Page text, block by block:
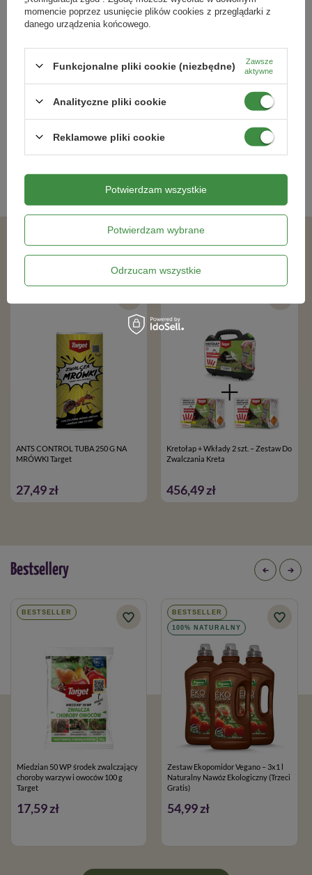
Produktów biobójczych należy używać z zachowaniem środków
informacje dotyczące produktu.
ANTS CONTROL TUBA 100 G NA
14,29 zł
Down Control Max - Spray na
karaluchy i prusaki 300 ml
Kategorie powiązane
Podobne produkty
ANTS CONTROL TUBA 250 G NA
MRÓWKI Target
27,49 zł
Kretołap + Wkłady 2 szt. – Zestaw Do
Zwalczania Kreta
456,49 zł
Bestsellery
BESTSELLER
Miedzian 50 WP środek zwalczający
choroby warzyw i owoców 100 g
Target
17,59 zł
BESTSELLER
100% NATURALNY
Zestaw Ekopomidor Vegano – 3x1 l
Naturalny Nawóz Ekologiczny (Trzeci
Gratis)
54,99 zł
momencie poprzez usunięcie plików cookies z przeglądarki z
danego urządzenia końcowego.
Funkcjonalne pliki cookie (niezbędne)
Zawsze
aktywne
Analityczne pliki cookie
Reklamowe pliki cookie
Potwierdzam wybrane
Odrzucam wszystkie
Potwierdzam wszystkie